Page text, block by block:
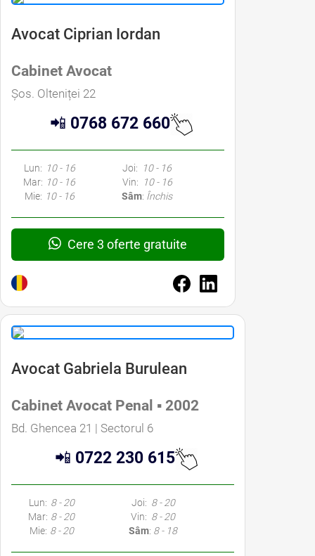
Avocat Ciprian Iordan
Cabinet Avocat
Șos. Olteniței 22
📲 0768 672 660
Lun: 10 - 16
Mar: 10 - 16
Mie: 10 - 16
Joi:
10 - 16
Vin:
10 - 16
Sâm: Închis
Cere 3 oferte gratuite
Avocat Gabriela Burulean
Cabinet Avocat Penal ▪ 2002
Bd. Ghencea 21 | Sectorul 6
📲 0722 230 615
Lun: 8 - 20
Mar: 8 - 20
Mie: 8 - 20
Joi: 8 - 20
Vin: 8 - 20
Sâm: 8 - 18